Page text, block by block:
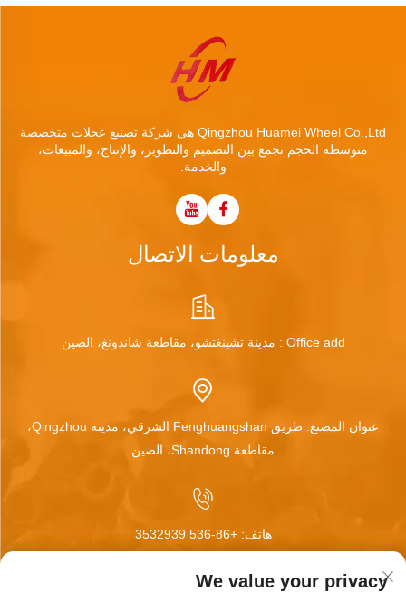
Qingzhou Huamei Wheel Co.,Ltd هي شركة تصنيع عجلات متخصصة
متوسطة الحجم تجمع بين التصميم والتطوير، والإنتاج، والمبيعات،
والخدمة.
معلومات الاتصال
Office add : مدينة تشينغتشو، مقاطعة شاندونغ، الصين
عنوان المصنع: طريق Fenghuangshan الشرقي، مدينة Qingzhou،
مقاطعة Shandong، الصين
هاتف: +86-536 3532939
We value your privacy